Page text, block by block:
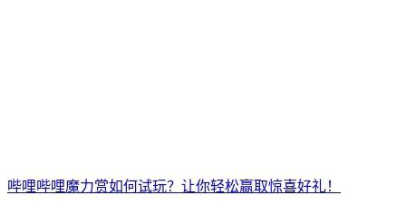
哔哩哔哩魔力赏如何试玩？让你轻松赢取惊喜好礼！